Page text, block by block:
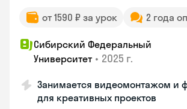
от 1590 ₽ за урок 2 года
Сибирский Федеральный
Университет • 2025 г.
Занимается видеомонтажом и
для креативных проектов